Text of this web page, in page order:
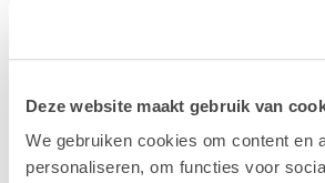
Deze website maakt gebruik van
We gebruiken cookies om content en
personaliseren, om functies voor